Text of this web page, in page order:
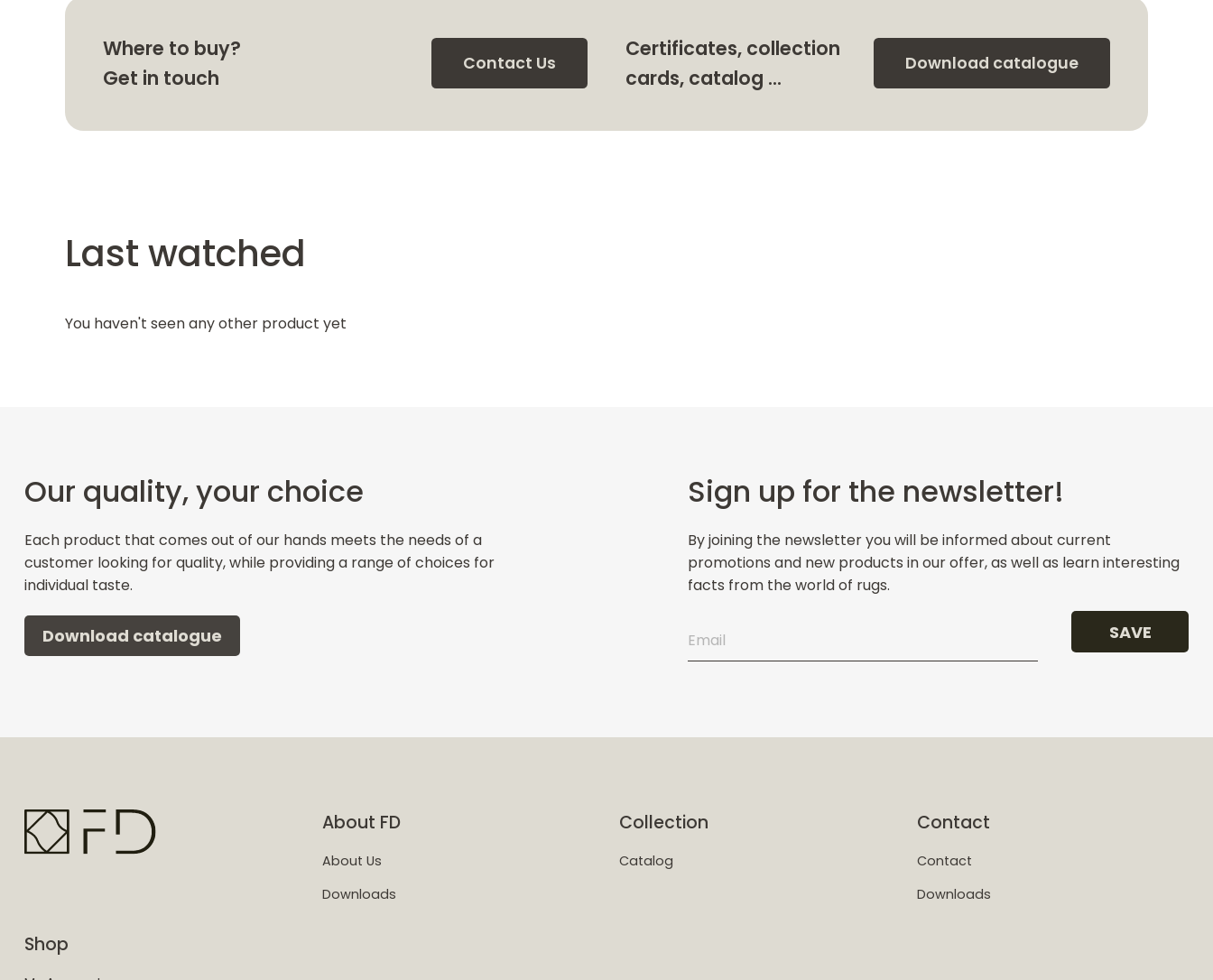
Where to buy?
Get in touch
Contact Us
Certificates, collection
cards, catalog …
Download catalogue
Last watched
You haven't seen any other product yet
Our quality, your choice
Each product that comes out of our hands meets the needs of a
customer looking for quality, while providing a range of choices for
individual taste.
Download catalogue
Sign up for the newsletter!
By joining the newsletter you will be informed about current
promotions and new products in our offer, as well as learn interesting
facts from the world of rugs.
SAVE
About FD
About Us
Downloads
Collection
Catalog
Contact
Contact
Downloads
Shop